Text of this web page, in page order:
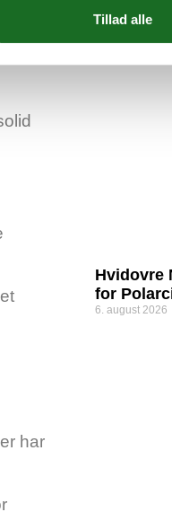
Tillad alle
har
Hvidovre
for
6. august 2026